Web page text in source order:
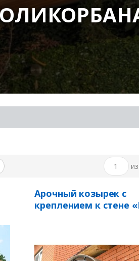
Арочный козырек с
креплением к стене